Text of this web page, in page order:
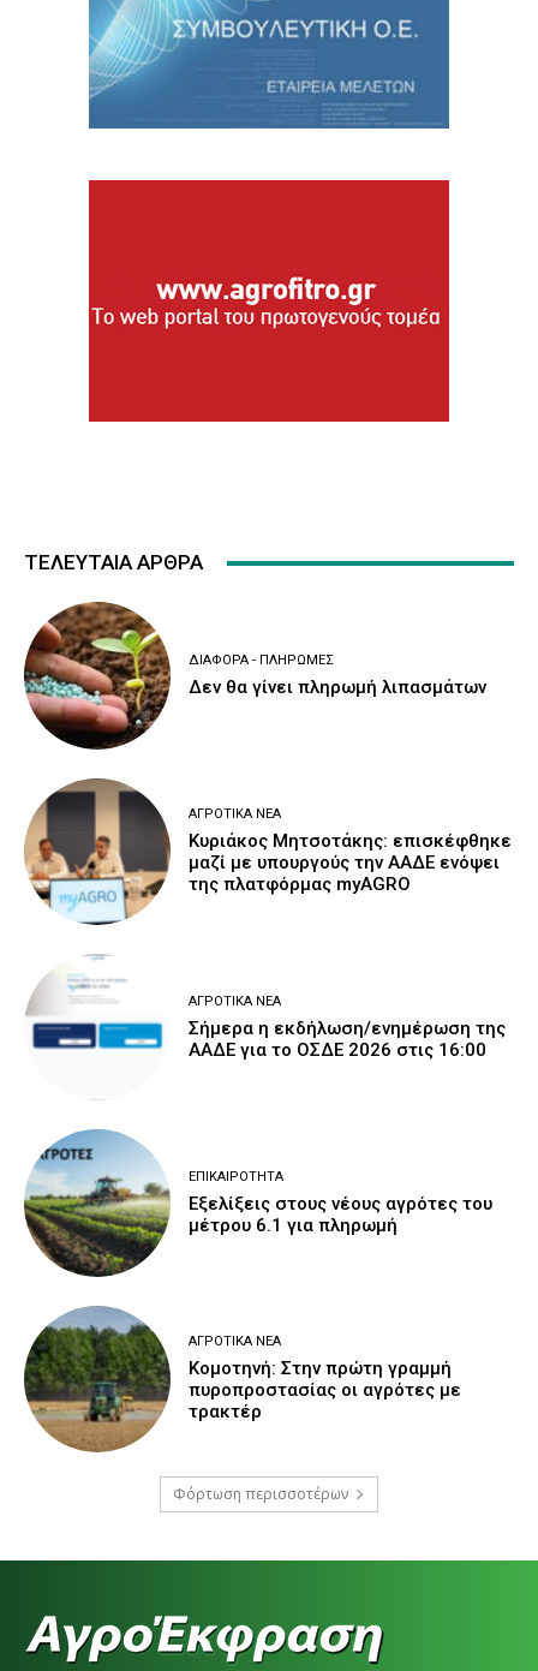
ΤΕΛΕΥΤΑΙΑ ΑΡΘΡΑ
ΔΙΆΦΟΡΑ - ΠΛΗΡΩΜΈΣ
Δεν θα γίνει πληρωμή λιπασμάτων
ΑΓΡΟΤΙΚΆ ΝΈΑ
Κυριάκος Μητσοτάκης: επισκέφθηκε
μαζί με υπουργούς την ΑΑΔΕ ενόψει
της πλατφόρμας myAGRO
ΑΓΡΟΤΙΚΆ ΝΈΑ
Σήμερα η εκδήλωση/ενημέρωση της
ΑΑΔΕ για το ΟΣΔΕ 2026 στις 16:00
ΕΠΙΚΑΙΡΌΤΗΤΑ
Εξελίξεις στους νέους αγρότες του
μέτρου 6.1 για πληρωμή
ΑΓΡΟΤΙΚΆ ΝΈΑ
Κομοτηνή: Στην πρώτη γραμμή
πυροπροστασίας οι αγρότες με
τρακτέρ
Φόρτωση περισσοτέρων